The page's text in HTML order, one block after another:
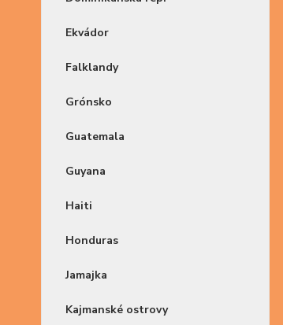
Ekvádor
Falklandy
Grónsko
Guatemala
Guyana
Haiti
Honduras
Jamajka
Kajmanské ostrovy